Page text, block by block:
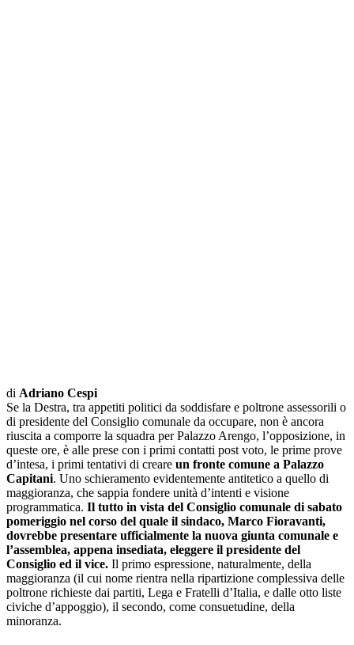
di Adriano Cespi
Se la Destra, tra appetiti politici da soddisfare e poltrone assessorili o
di presidente del Consiglio comunale da occupare, non è ancora
riuscita a comporre la squadra per Palazzo Arengo, l’opposizione, in
queste ore, è alle prese con i primi contatti post voto, le prime prove
d’intesa, i primi tentativi di creare un fronte comune a Palazzo
Capitani. Uno schieramento evidentemente antitetico a quello di
maggioranza, che sappia fondere unità d’intenti e visione
programmatica. Il tutto in vista del Consiglio comunale di sabato
pomeriggio nel corso del quale il sindaco, Marco Fioravanti,
dovrebbe presentare ufficialmente la nuova giunta comunale e
l’assemblea, appena insediata, eleggere il presidente del
Consiglio ed il vice. Il primo espressione, naturalmente, della
maggioranza (il cui nome rientra nella ripartizione complessiva delle
poltrone richieste dai partiti, Lega e Fratelli d’Italia, e dalle otto liste
civiche d’appoggio), il secondo, come consuetudine, della
minoranza.